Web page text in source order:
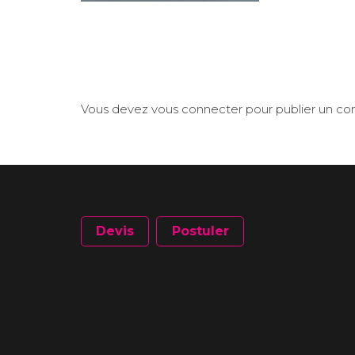
Vous devez vous connecter pour publier un
Devis Postuler